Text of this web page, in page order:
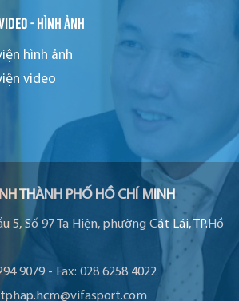
- hình ảnh
hình ảnh
video
THÀNH PHỐ HỒ CHÍ MINH
5, Số 97 Tạ Hiện, phường Cát Lái, TP.Hồ
9079 - Fax:028 6258 4022